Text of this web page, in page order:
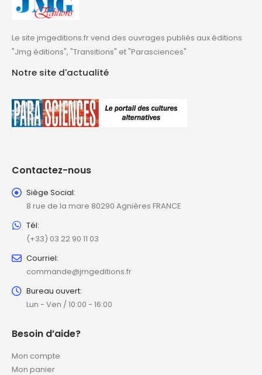
Le site jmgeditions.fr vend des ouvrages publiés aux éditions
"Jmg éditions", "Transitions" et "Parasciences"
Notre site d'actualité
Contactez-nous
Siège Social:
8 rue de la mare 80290 Agnières FRANCE
Tél:
(+33) 03 22 90 11 03
Courriel:
commande@jmgeditions.fr
Bureau ouvert:
Lun - Ven / 10:00 - 16:00
Besoin d’aide?
Mon compte
Mon panier